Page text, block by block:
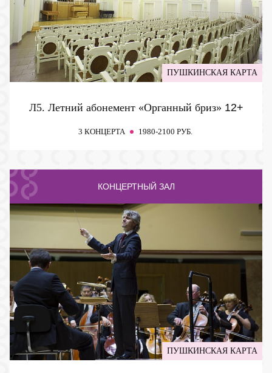
ПУШКИНСКАЯ КАРТА
Л5. Летний абонемент «Органный бриз» 12+
3 КОНЦЕРТА 1980-2100 РУБ.
КОНЦЕРТНЫЙ ЗАЛ
ПУШКИНСКАЯ КАРТА